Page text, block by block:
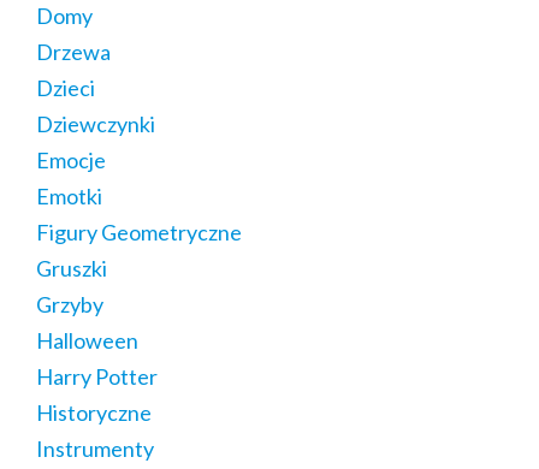
Domy
Drzewa
Dzieci
Dziewczynki
Emocje
Emotki
Figury Geometryczne
Gruszki
Grzyby
Halloween
Harry Potter
Historyczne
Instrumenty